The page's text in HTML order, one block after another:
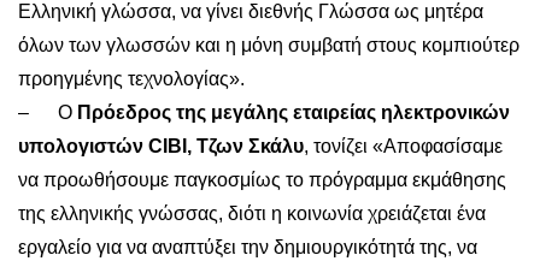
Ελληνική γλώσσα, να γίνει διεθνής Γλώσσα ως μητέρα
όλων των γλωσσών και η μόνη συμβατή στους κομπιούτερ
προηγμένης τεχνολογίας».
– Ο Πρόεδρος της μεγάλης εταιρείας ηλεκτρονικών
υπολογιστών CIBI, Τζων Σκάλυ, τονίζει «Αποφασίσαμε
να προωθήσουμε παγκοσμίως το πρόγραμμα εκμάθησης
της ελληνικής γνώσσας, διότι η κοινωνία χρειάζεται ένα
εργαλείο για να αναπτύξει την δημιουργικότητά της, να